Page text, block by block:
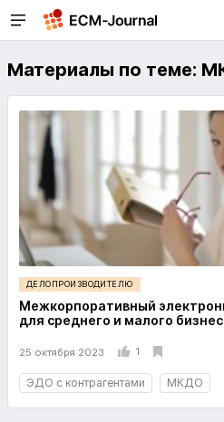
Материалы по теме:
ДЕЛОПРОИЗВОДИТЕЛЮ
Межкорпоративный
для среднего и малого
25 октября 2023 1
ЭДО с контрагентами МКДО